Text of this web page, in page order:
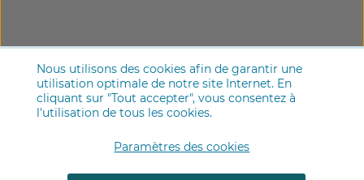
Nous utilisons des cookies afin de garantir une
utilisation optimale de notre site Internet. En
cliquant sur "Tout accepter", vous consentez à
l'utilisation de tous les cookies.
Paramètres des cookies